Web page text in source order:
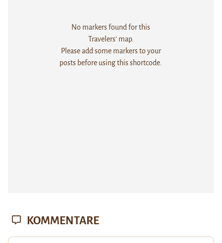
No markers found for this
Travelers' map.
Please add some markers to your
posts before using this shortcode.
KOMMENTARE